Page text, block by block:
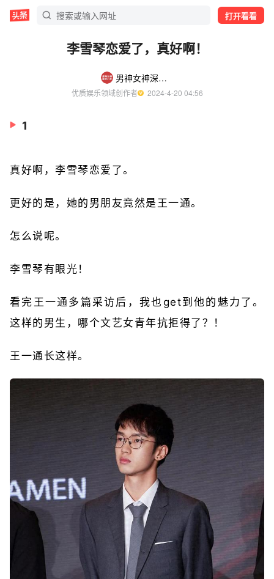
打开看看
李雪琴恋爱了，真好啊！
男神女神深度八卦
优质娱乐领域创作者
  2024-4-20 04:56
1
真好啊，李雪琴恋爱了。
更好的是，她的男朋友竟然是王一通。
怎么说呢。
李雪琴有眼光！
看完王一通多篇采访后，我也get到他的魅力了。
这样的男生，哪个文艺女青年抗拒得了？！
王一通长这样。